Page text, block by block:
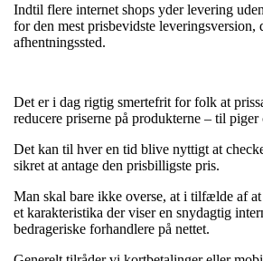
Indtil flere internet shops yder levering
for den mest prisbevidste
afhentningssted.
Det er i dag rigtig smertefrit for folk at
reducere priserne på produkterne – til
Det kan til hver en tid blive nyttigt at
sikret at antage den prisbilligste pris.
Man skal bare ikke overse, at i tilfælde af
et karakteristika der viser en snydagtig
bedrageriske forhandlere på nettet.